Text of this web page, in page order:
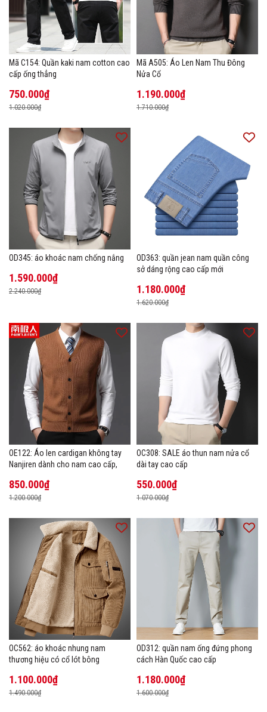
Mã C154: Quần kaki nam cotton cao
cấp ống thẳng
750.000₫
1.020.000₫
Mã A505: Áo Len Nam Thu Đông
Nửa Cổ
1.190.000₫
1.710.000₫
OD345: áo khoác nam chống nắng
1.590.000₫
2.240.000₫
OD363: quần jean nam quần công
sở dáng rộng cao cấp mới
1.180.000₫
1.620.000₫
OE122: Áo len cardigan không tay
Nanjiren dành cho nam cao cấp,
850.000₫
1.200.000₫
OC308: SALE áo thun nam nửa cổ
dài tay cao cấp
550.000₫
1.070.000₫
OC562: áo khoác nhung nam
thương hiệu có cổ lót bông
1.100.000₫
1.490.000₫
OD312: quần nam ống đứng phong
cách Hàn Quốc cao cấp
1.180.000₫
1.600.000₫